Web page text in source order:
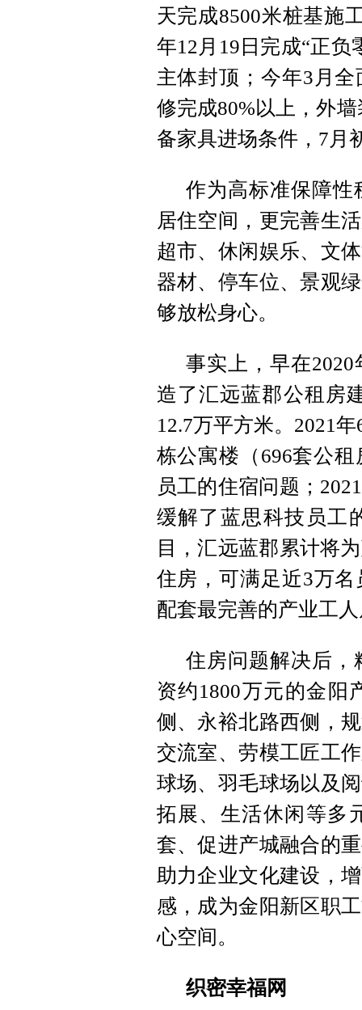
天完成8500米桩基施
年12月19日完成“正负
主体封顶；今年3月
修完成80%以上，外
备家具进场条件，7月
作为高标准保障性
居住空间，更完善生
超市、休闲娱乐、文
器材、停车位、景观
够放松身心。
事实上，早在
造了汇远蓝郡公租房
12.7万平方米。2021
栋公寓楼（696套公
员工的住宿问题；
缓解了蓝思科技员工
目，汇远蓝郡累计将
住房，可满足近3万
配套最完善的产业工
住房问题解决后，
资约1800万元的金阳
侧、永裕北路西侧，
交流室、劳模工匠工
球场、羽毛球场以及
拓展、生活休闲等多
套、促进产城融合的
助力企业文化建设，
感，成为金阳新区职
心空间。
织密幸福网